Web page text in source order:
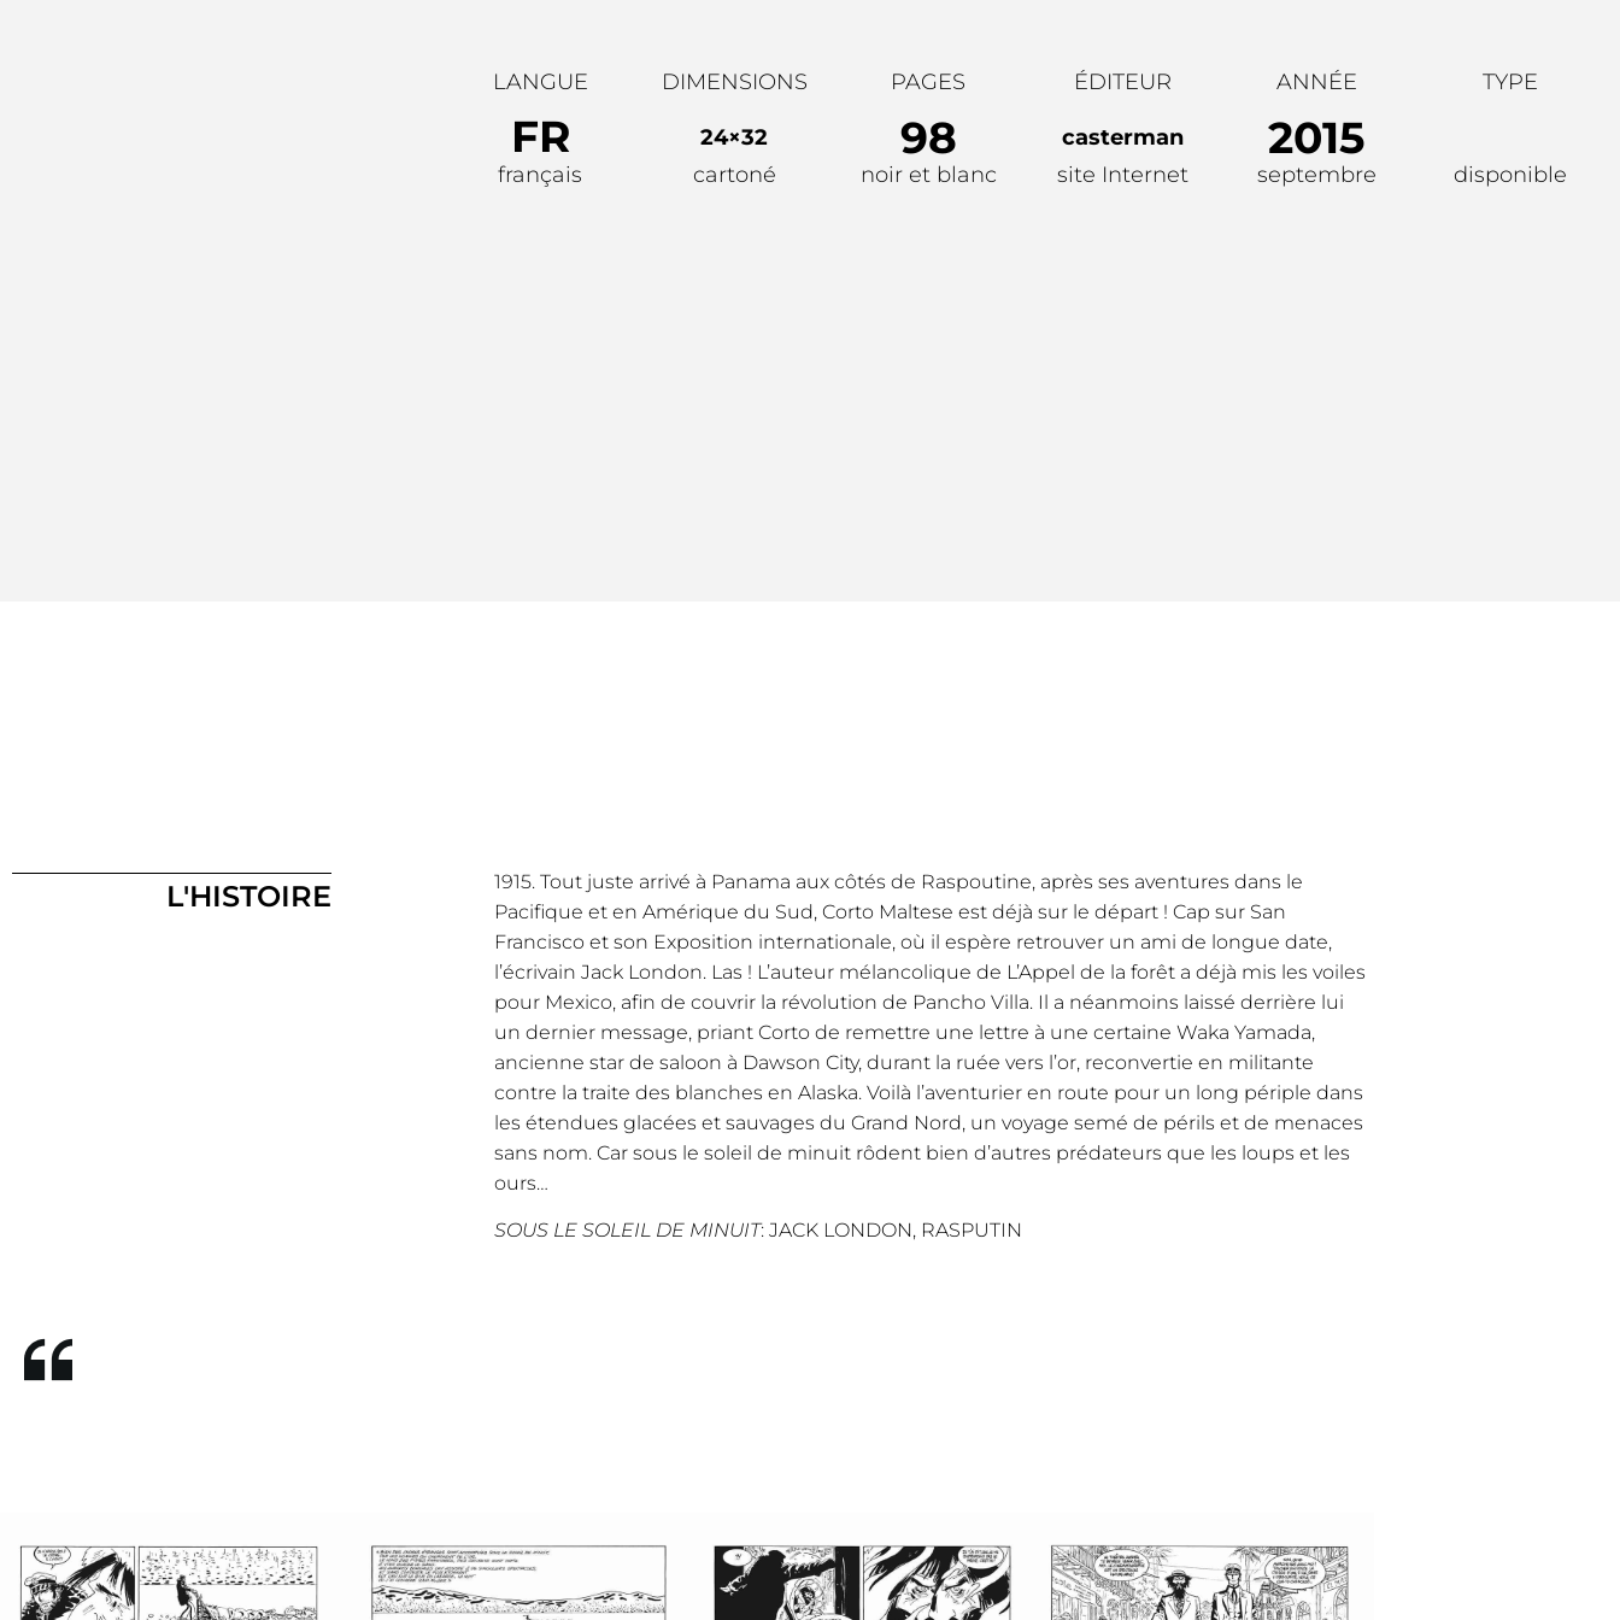
LANGUE
FR
français
DIMENSIONS
24×32
cartoné
PAGES
98
noir et blanc
ÉDITEUR
casterman
site Internet
ANNÉE
2015
septembre
TYPE
disponible
L'HISTOIRE
1915. Tout juste arrivé à Panama aux côtés de Raspoutine, après ses aventures dans le
Pacifique et en Amérique du Sud, Corto Maltese est déjà sur le départ ! Cap sur San
Francisco et son Exposition internationale, où il espère retrouver un ami de longue date,
l’écrivain Jack London. Las ! L’auteur mélancolique de L’Appel de la forêt a déjà mis les voiles
pour Mexico, afin de couvrir la révolution de Pancho Villa. Il a néanmoins laissé derrière lui
un dernier message, priant Corto de remettre une lettre à une certaine Waka Yamada,
ancienne star de saloon à Dawson City, durant la ruée vers l’or, reconvertie en militante
contre la traite des blanches en Alaska. Voilà l’aventurier en route pour un long périple dans
les étendues glacées et sauvages du Grand Nord, un voyage semé de périls et de menaces
sans nom. Car sous le soleil de minuit rôdent bien d’autres prédateurs que les loups et les
ours…
SOUS LE SOLEIL DE MINUIT: JACK LONDON, RASPUTIN
CORTO MALTESE